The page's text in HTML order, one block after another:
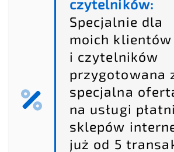
czytelników:
Specjalnie dla
moich klientów
i czytelników
przygotowana
specjalna
na usługi
sklepów
już od 5